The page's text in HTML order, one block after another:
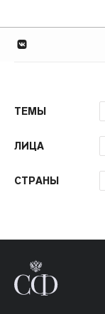
ТЕМЫ
ЛИЦА
СТРАНЫ